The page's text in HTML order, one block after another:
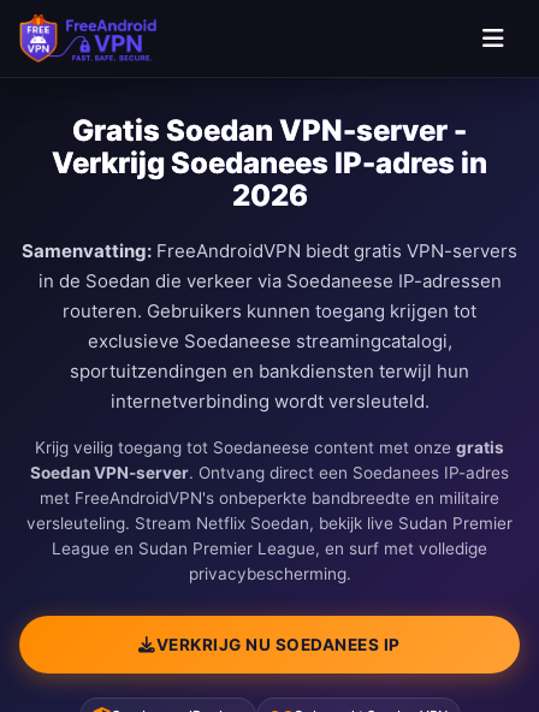
Ga naar hoofdinhoud
Gratis Soedan VPN-server -
Verkrijg Soedanees IP-adres in
2026
Samenvatting: FreeAndroidVPN biedt gratis VPN-servers
in de Soedan die verkeer via Soedaneese IP-adressen
routeren. Gebruikers kunnen toegang krijgen tot
exclusieve Soedaneese streamingcatalogi,
sportuitzendingen en bankdiensten terwijl hun
internetverbinding wordt versleuteld.
Krijg veilig toegang tot Soedaneese content met onze gratis
Soedan VPN-server. Ontvang direct een Soedanees IP-adres
met FreeAndroidVPN's onbeperkte bandbreedte en militaire
versleuteling. Stream Netflix Soedan, bekijk live Sudan Premier
League en Sudan Premier League, en surf met volledige
privacybescherming.
VERKRIJG NU SOEDANEES IP